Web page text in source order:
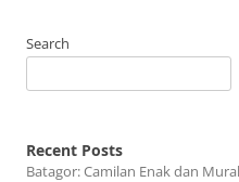
Search
Recent Posts
Batagor: Camilan Enak dan